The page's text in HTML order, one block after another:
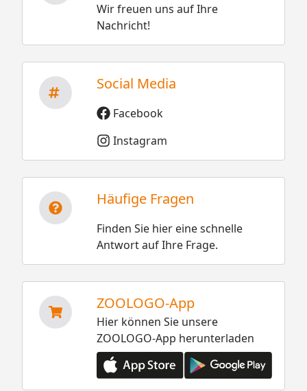
Wir freuen uns auf Ihre
Nachricht!
Social Media
Facebook
Instagram
Häufige Fragen
Finden Sie hier eine schnelle
Antwort auf Ihre Frage.
ZOOLOGO-App
Hier können Sie unsere
ZOOLOGO-App herunterladen